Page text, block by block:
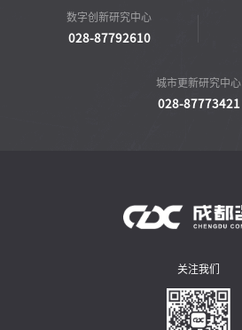
数字创新研究中心
028-87792610
城市更新研究中心
028-87773421
关注我们